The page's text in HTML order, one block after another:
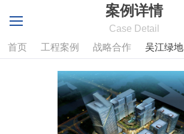
案例详情
Case Detail
首页
工程案例 战略合作 吴江绿地